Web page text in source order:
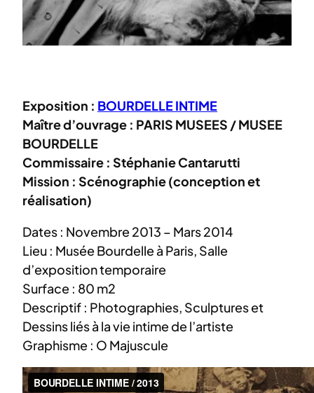
Exposition : BOURDELLE INTIME
Maître d’ouvrage : PARIS MUSEES / MUSEE
BOURDELLE
Commissaire : Stéphanie Cantarutti
Mission : Scénographie (conception et
réalisation)
Dates : Novembre 2013 – Mars 2014
Lieu : Musée Bourdelle à Paris, Salle
d’exposition temporaire
Surface : 80 m2
Descriptif : Photographies, Sculptures et
Dessins liés à la vie intime de l’artiste
Graphisme : O Majuscule